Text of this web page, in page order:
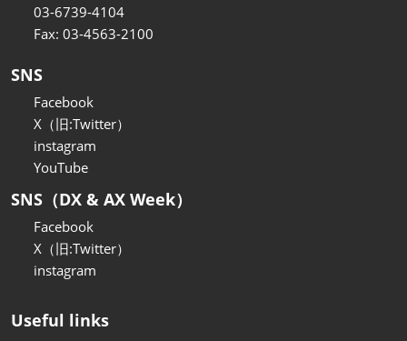
03-6739-4104
Fax: 03-4563-2100
SNS
Facebook
X（旧:Twitter）
instagram
YouTube
SNS（DX & AX Week）
Facebook
X（旧:Twitter）
instagram
Useful links